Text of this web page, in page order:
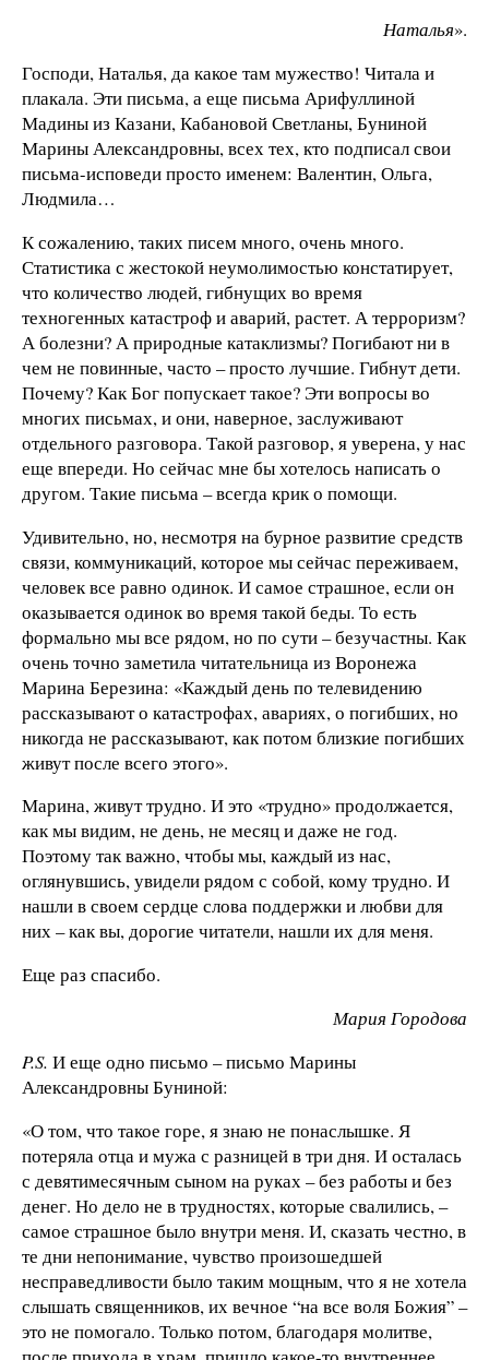
Наталья».
Господи, Наталья, да какое там мужество! Читала и
плакала. Эти письма, а еще письма Арифуллиной
Мадины из Казани, Кабановой Светланы, Буниной
Марины Александровны, всех тех, кто подписал свои
письма-исповеди просто именем: Валентин, Ольга,
Людмила…
К сожалению, таких писем много, очень много.
Статистика с жестокой неумолимостью констатирует,
что количество людей, гибнущих во время
техногенных катастроф и аварий, растет. А терроризм?
А болезни? А природные катаклизмы? Погибают ни в
чем не повинные, часто – просто лучшие. Гибнут дети.
Почему? Как Бог попускает такое? Эти вопросы во
многих письмах, и они, наверное, заслуживают
отдельного разговора. Такой разговор, я уверена, у нас
еще впереди. Но сейчас мне бы хотелось написать о
другом. Такие письма – всегда крик о помощи.
Удивительно, но, несмотря на бурное развитие средств
связи, коммуникаций, которое мы сейчас переживаем,
человек все равно одинок. И самое страшное, если он
оказывается одинок во время такой беды. То есть
формально мы все рядом, но по сути – безучастны. Как
очень точно заметила читательница из Воронежа
Марина Березина: «Каждый день по телевидению
рассказывают о катастрофах, авариях, о погибших, но
никогда не рассказывают, как потом близкие погибших
живут после всего этого».
Марина, живут трудно. И это «трудно» продолжается,
как мы видим, не день, не месяц и даже не год.
Поэтому так важно, чтобы мы, каждый из нас,
оглянувшись, увидели рядом с собой, кому трудно. И
нашли в своем сердце слова поддержки и любви для
них – как вы, дорогие читатели, нашли их для меня.
Еще раз спасибо.
Мария Городова
P.S. И еще одно письмо – письмо Марины
Александровны Буниной:
«О том, что такое горе, я знаю не понаслышке. Я
потеряла отца и мужа с разницей в три дня. И осталась
с девятимесячным сыном на руках – без работы и без
денег. Но дело не в трудностях, которые свалились, –
самое страшное было внутри меня. И, сказать честно, в
те дни непонимание, чувство произошедшей
несправедливости было таким мощным, что я не хотела
слышать священников, их вечное “на все воля Божия” –
это не помогало. Только потом, благодаря молитве,